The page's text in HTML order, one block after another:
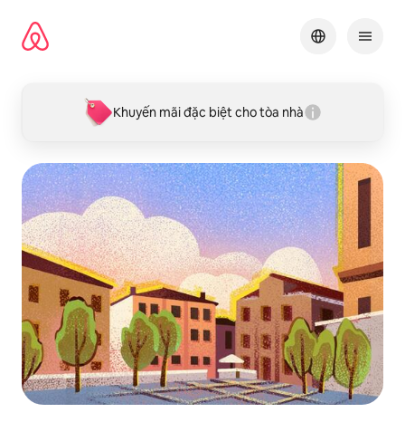
Khuyến mãi đặc biệt cho tòa nhà